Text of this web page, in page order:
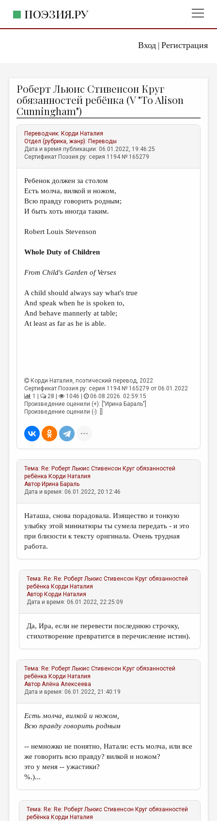
Вход| Регистрация
ПОЭЗИЯ.РУ
ЖАНРЫ
АВТОРЫ
КОММЕНТАРИИ
ЛИТСАЛОН
НОВОСТИ
ПРАВИЛА САЙТА
ОТДЕЛЫ И РУБРИКИ
ИЗБРАННОЕ
ДАЙДЖЕСТ
ПРОИЗВЕДЕНИЯ
ДЕТСКАЯ КОМНАТА
КНИЖНАЯ ПОЛКА
КОЛОНКА РЕДАКТОРА
РЕДКОЛЛЕГИЯ
МАЛАЯ ПРОЗА
ЛИТЕРАТУРОВЕДЕНИЕ
КУЛЬТУРОВЕДЕНИЕ
ПУБЛИЦИСТИКА
РЕЦЕНЗИРОВАНИЕ
ЦИКЛЫ ПУБЛИКАЦИЙ
ТРЕДИАКОВСКИЙ
МЕДИА
ВКОНТАКТЕ
Роберт Льюис Стивенсон Круг
обязанностей ребёнка (V "To Alison
Cunningham")
Переводчик: Корди Наталия
Отдел (рубрика, жанр): Переводы
Дата и время публикации: 06.01.2022, 19:46:25
Сертификат Поэзия.ру: серия 1194 № 165279
Ребенок должен за столом
Есть молча, вилкой и ножом,
Всю правду говорить родным;
И быть хоть иногда таким.
Robert Louis Stevenson
Whole Duty of Children
FromChild's Garden of Verses
A child should always say what's true
And speak when he is spoken to,
And behave mannerly at table;
At least as far as he is able.
Корди Наталия, поэтический перевод, 2022
Сертификат Поэзия.ру: серия 1194 № 165279 от 06.01.2022
1 |
28 | 1046 |
06.08.2026. 02:59:15
Произведение оценили (+): ["Ирина Бараль"]
Произведение оценили (-): []
Тема: Re: Роберт Льюис Стивенсон Круг обязанностей
ребёнка Корди Наталия
Автор Ирина Бараль
Дата и время: 06.01.2022, 20:12:46
Наташа, снова порадовала. Изящество и тонкую
улыбку этой миниатюры ты сумела передать - и это
при близости к тексту оригинала. Очень трудная
работа.
Тема: Re: Re: Роберт Льюис Стивенсон Круг обязанностей
ребёнка Корди Наталия
Автор Корди Наталия
Дата и время: 06.01.2022, 22:25:09
Да, Ира, если не перевести последнюю строчку,
стихотворение превратится в перечисление истин).
Тема: Re: Роберт Льюис Стивенсон Круг обязанностей
ребёнка Корди Наталия
АвторАлёна Алексеева
Дата и время: 06.01.2022, 21:40:19
Есть молча, вилкой и ножом,
Всю правду говорить родным
-- немножко не понятно, Натали: есть молча, или все
же говорить всю правду? вилкой и ножом?
это у меня -- ужастики?
%.)...
Тема: Re: Re: Роберт Льюис Стивенсон Круг обязанностей
ребёнка Корди Наталия